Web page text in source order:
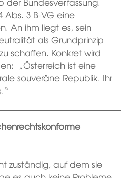
Abs. 3 B-VG eine
An ihm liegt es, sein
als Grundprinzip
schaffen. Konkret wird
„Österreich ist eine
souveräne Republik. Ihr
zuständig, auf dem sie